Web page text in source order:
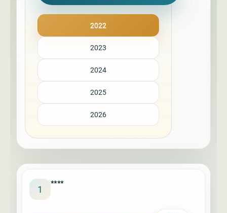
2022
2023
2024
2025
2026
1 ****